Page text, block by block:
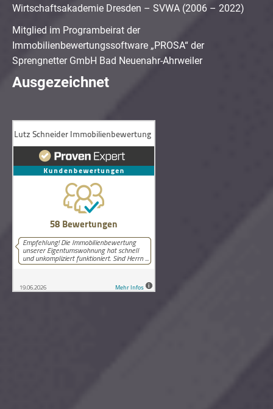
Wirtschaftsakademie Dresden – SVWA (2006 – 2022)
Mitglied im Programbeirat der
Immobilienbewertungssoftware „PROSA“ der
Sprengnetter GmbH Bad Neuenahr-Ahrweiler
Ausgezeichnet